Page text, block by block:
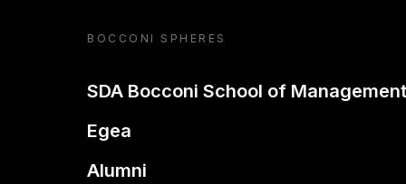
BOCCONI SPHERES
SDA Bocconi School of Management
Egea
Alumni